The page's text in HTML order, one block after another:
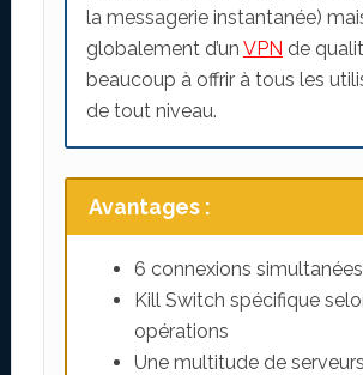
la messagerie instantanée)
globalement d’un VPN de
beaucoup à offrir à tous les
de tout niveau.
Avantages :
6 connexions simultanées
Kill Switch spécifique
opérations
Une multitude de serveurs